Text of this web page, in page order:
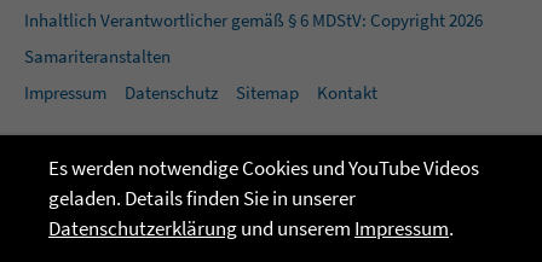
Inhaltlich Verantwortlicher gemäß § 6 MDStV: Copyright 2026
Samariteranstalten
Impressum
Datenschutz Sitemap Kontakt
Es werden notwendige Cookies und YouTube Videos
geladen. Details finden Sie in unserer
Datenschutzerklärungund unserem Impressum.